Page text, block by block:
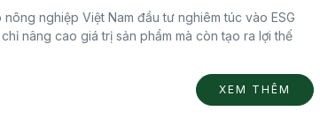
nghiệp Việt Nam đầu tư nghiêm túc vào ESG
nâng cao giá trị sản phẩm mà còn tạo ra lợi thế
XEM THÊM